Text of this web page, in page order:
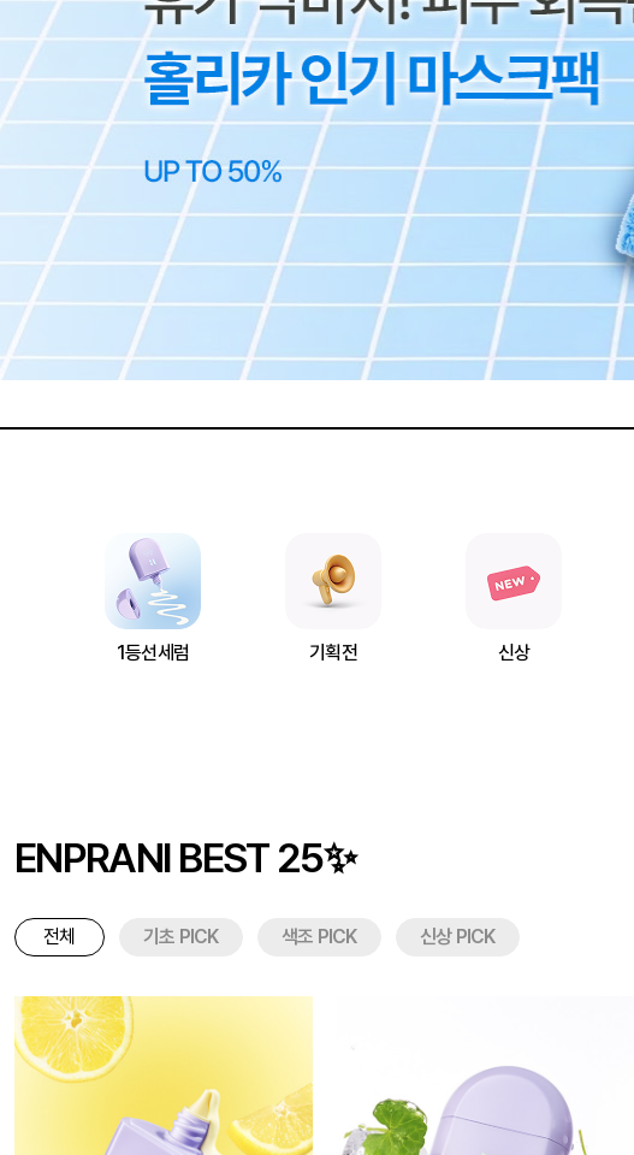
1등선세럼 기획전 신상
ENPRANI BEST 25✨
전체 기초 PICK 색조 PICK 신상 PICK